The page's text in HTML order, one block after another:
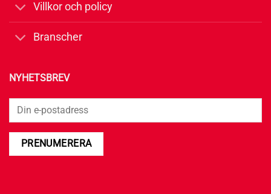
Villkor och policy
Branscher
NYHETSBREV